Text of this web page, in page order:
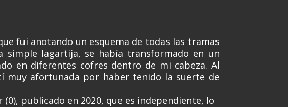
fui anotando un esquema de todas las tramas
lagartija, se había transformado en un
en diferentes cofres dentro de mi cabeza. Al
muy afortunada por haber tenido la suerte de
publicado en 2020, que es independiente, lo